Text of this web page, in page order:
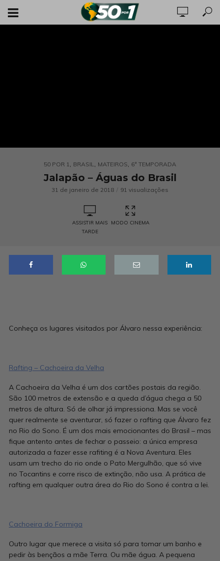
50 POR 1, BRASIL, MATEIROS, 6ª TEMPORADA
Jalapão – Águas do Brasil
31 de janeiro de 2018 91 visualizações
ASSISTIR MAIS
TARDE
MODO CINEMA
Conheça os lugares visitados por Álvaro nessa experiência:
Rafting – Cachoeira da Velha
A Cachoeira da Velha é um dos cartões postais da região.
São 100 metros de extensão e a queda d’água chega a 50
metros de altura. Só de olhar já impressiona. Mas se você
quer realmente se aventurar, só fazer o rafting que Álvaro fez
no Rio do Sono. É um dos mais emocionantes do Brasil – mas
fique antento antes de fechar o passeio: a única empresa
autorizada a fazer esse rafiting é a Nova Aventura. Eles
usam um trecho do rio onde o Pato Mergulhão, que só vive
no Tocantins e corre risco de extinção, não usa. A prática de
rafting em qualquer outra área do Rio do Sono é contra a lei.
Cachoeira do Formiga
Outro lugar que merece a visita só para tomar um banho e
pedir às bençãos a mãe Terra. Ou mãe água. A pequena